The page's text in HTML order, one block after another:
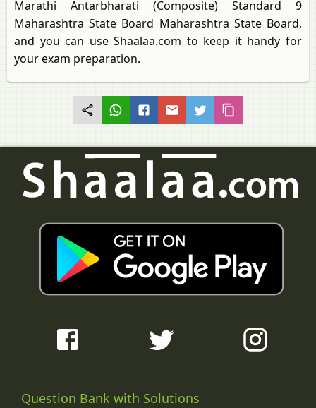
Marathi Antarbharati (Composite) Standard 9
Maharashtra State Board Maharashtra State Board,
and you can use Shaalaa.com to keep it handy for
your exam preparation.
Question Bank with Solutions